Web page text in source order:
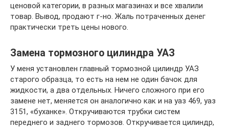
ценовой категории, в разных магазинах и все хвалили
товар. Вывод, продают г-но. Жаль потраченных денег
практически треть цены нового.
Замена тормозного цилиндра УАЗ
У меня установлен главный тормозной цилиндр УАЗ
старого образца, то есть на нем не один бачок для
жидкости, а два отдельных. Ничего сложного при его
замене нет, меняется он аналогично как и на уаз 469, уаз
3151, «буханке». Откручиваются трубки систем
переднего и заднего тормозов. Откручивается цилиндр,